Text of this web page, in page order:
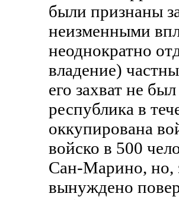
были признaны
неизменными
неоднократно
владение)
его захват не
республика в
оккупированa
войско в 500
Сан-Марино, но,
вынуждено